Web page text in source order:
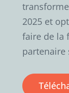
2025 et
faire de la
partenaire